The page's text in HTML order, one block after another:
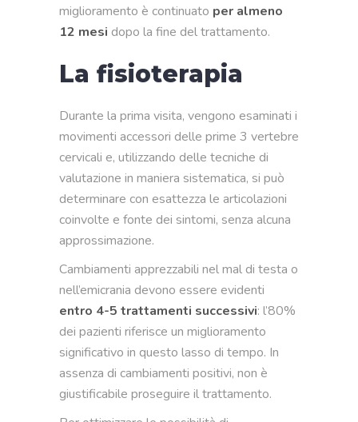
miglioramento è continuato per almeno
12 mesi dopo la fine del trattamento.
La fisioterapia
Durante la prima visita, vengono esaminati i
movimenti accessori delle prime 3 vertebre
cervicali e, utilizzando delle tecniche di
valutazione in maniera sistematica, si può
determinare con esattezza le articolazioni
coinvolte e fonte dei sintomi, senza alcuna
approssimazione.
Cambiamenti apprezzabili nel mal di testa o
nell’emicrania devono essere evidenti
entro 4-5 trattamenti successivi: l’80%
dei pazienti riferisce un miglioramento
significativo in questo lasso di tempo. In
assenza di cambiamenti positivi, non è
giustificabile proseguire il trattamento.